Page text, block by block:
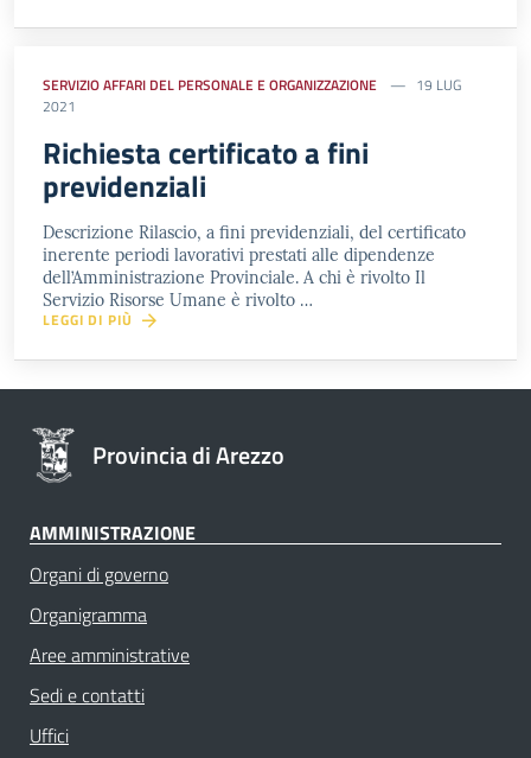
SERVIZIO AFFARI DEL PERSONALE E ORGANIZZAZIONE
19 LUG
2021
Richiesta certificato a fini
previdenziali
Descrizione Rilascio, a fini previdenziali, del certificato
inerente periodi lavorativi prestati alle dipendenze
dell’Amministrazione Provinciale. A chi è rivolto Il
Servizio Risorse Umane è rivolto …
LEGGI DI PIÙ
Provincia di Arezzo
AMMINISTRAZIONE
Organi di governo
Organigramma
Aree amministrative
Sedi e contatti
Uffici